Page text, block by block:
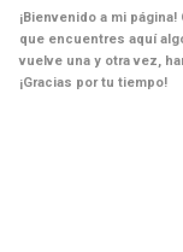
¡Bienvenido a mi
que encuentres aquí
vuelve una y otra vez,
¡Gracias por tu tiempo!